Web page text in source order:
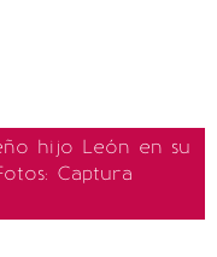
hijo León en su
Captura